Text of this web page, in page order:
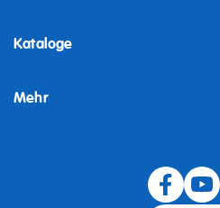
Kataloge
Mehr